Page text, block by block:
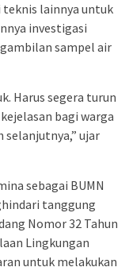
teknis lainnya untuk
investigasi
sampel air
Harus segera turun
bagi warga
selanjutnya,” ujar
sebagai BUMN
tanggung
Nomor 32 Tahun
Lingkungan
untuk melakukan